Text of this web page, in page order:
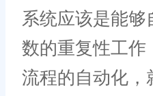
系统应该是能够
数的重复性工作
流程的自动化，